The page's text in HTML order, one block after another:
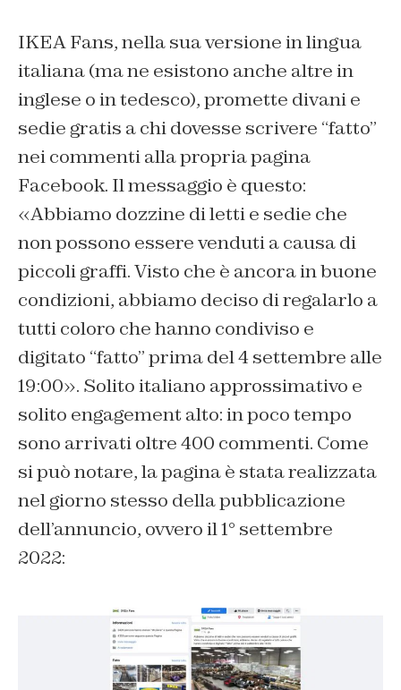
IKEA Fans, nella sua versione in lingua
italiana (ma ne esistono anche altre in
inglese o in tedesco), promette divani e
sedie gratis a chi dovesse scrivere “fatto”
nei commenti alla propria pagina
Facebook. Il messaggio è questo:
«Abbiamo dozzine di letti e sedie che
non possono essere venduti a causa di
piccoli graffi. Visto che è ancora in buone
condizioni, abbiamo deciso di regalarlo a
tutti coloro che hanno condiviso e
digitato “fatto” prima del 4 settembre alle
19:00». Solito italiano approssimativo e
solito engagement alto: in poco tempo
sono arrivati oltre 400 commenti. Come
si può notare, la pagina è stata realizzata
nel giorno stesso della pubblicazione
dell’annuncio, ovvero il 1° settembre
2022: